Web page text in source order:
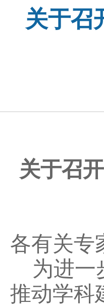
关于召
关于召
各有关专
为进一
推动学科